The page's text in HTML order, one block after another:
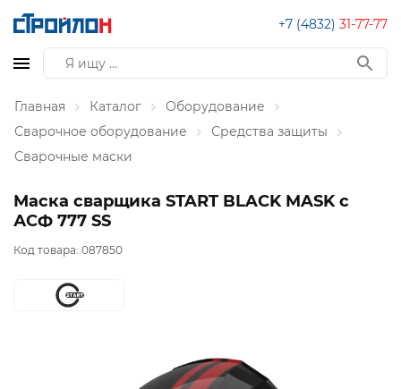
+7 (4832) 31-77-77
Главная Каталог
Оборудование
Сварочное оборудование
Средства защиты
Сварочные маски
Маска сварщика START BLACK MASK c
АСФ 777 SS
Код товара: 087850